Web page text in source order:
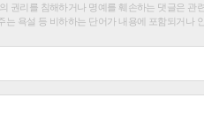
권리를 침해하거나 명예를 훼손하는 댓글은 관
는 욕설 등 비하하는 단어가 내용에 포함되거나